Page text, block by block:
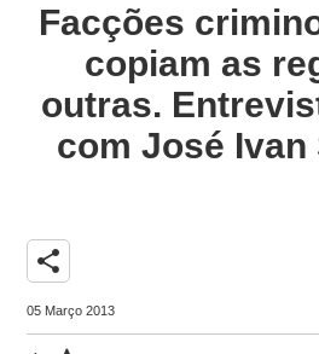
Facções
copiam as
outras.
com José Ivan
share
05 Março 2013